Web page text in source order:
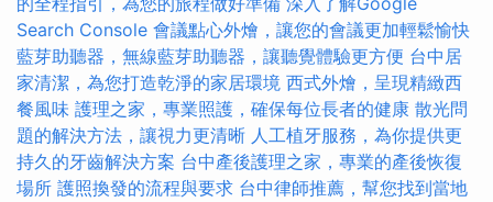
Search Console 會議點心外燴，讓您的會議更加輕鬆愉快
藍芽助聽器，無線藍芽助聽器，讓聽覺體驗更方便 台中居
家清潔，為您打造乾淨的家居環境 西式外燴，呈現精緻西
餐風味 護理之家，專業照護，確保每位長者的健康 散光問
題的解決方法，讓視力更清晰 人工植牙服務，為你提供更
持久的牙齒解決方案 台中產後護理之家，專業的產後恢復
場所 護照換發的流程與要求 台中律師推薦，幫您找到當地